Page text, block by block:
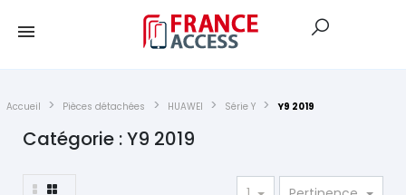
Accueil Pièces détachées HUAWEI Série Y Y9 2019
Catégorie : Y9 2019